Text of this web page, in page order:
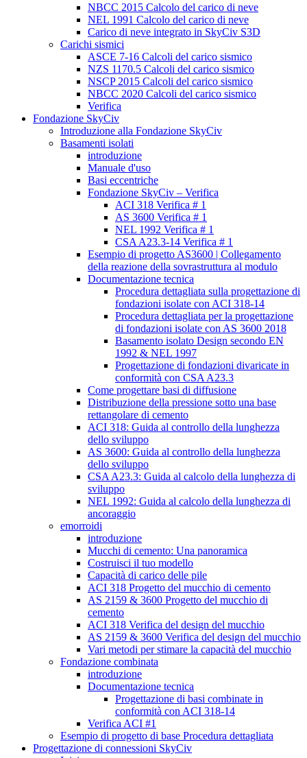
NBCC 2015 Calcolo del carico di neve
NEL 1991 Calcolo del carico di neve
Carico di neve integrato in SkyCiv S3D
Carichi sismici
ASCE 7-16 Calcoli del carico sismico
NZS 1170.5 Calcoli del carico sismico
NSCP 2015 Calcoli del carico sismico
NBCC 2020 Calcoli del carico sismico
Verifica
Fondazione SkyCiv
Introduzione alla Fondazione SkyCiv
Basamenti isolati
introduzione
Manuale d'uso
Basi eccentriche
Fondazione SkyCiv – Verifica
ACI 318 Verifica # 1
AS 3600 Verifica # 1
NEL 1992 Verifica # 1
CSA A23.3-14 Verifica # 1
Esempio di progetto AS3600 | Collegamento
della reazione della sovrastruttura al modulo
Documentazione tecnica
Procedura dettagliata sulla progettazione di
fondazioni isolate con ACI 318-14
Procedura dettagliata per la progettazione
di fondazioni isolate con AS 3600 2018
Basamento isolato Design secondo EN
1992 & NEL 1997
Progettazione di fondazioni divaricate in
conformità con CSA A23.3
Come progettare basi di diffusione
Distribuzione della pressione sotto una base
rettangolare di cemento
ACI 318: Guida al controllo della lunghezza
dello sviluppo
AS 3600: Guida al controllo della lunghezza
dello sviluppo
CSA A23.3: Guida al calcolo della lunghezza di
sviluppo
NEL 1992: Guida al calcolo della lunghezza di
ancoraggio
emorroidi
introduzione
Mucchi di cemento: Una panoramica
Costruisci il tuo modello
Capacità di carico delle pile
ACI 318 Progetto del mucchio di cemento
AS 2159 & 3600 Progetto del mucchio di
cemento
ACI 318 Verifica del design del mucchio
AS 2159 & 3600 Verifica del design del mucchio
Vari metodi per stimare la capacità del mucchio
Fondazione combinata
introduzione
Documentazione tecnica
Progettazione di basi combinate in
conformità con ACI 318-14
Verifica ACI #1
Esempio di progetto di base Procedura dettagliata
Progettazione di connessioni SkyCiv